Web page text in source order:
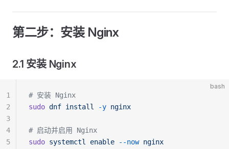
第二步：安装 Nginx
2.1 安装 Nginx
bash
# 安装 Nginx
sudo dnf install -y nginx
# 启动并启用 Nginx
sudo systemctl enable --now nginx
1
2
3
4
5